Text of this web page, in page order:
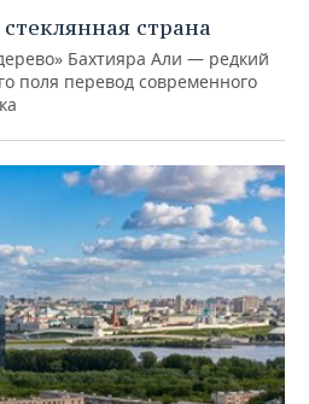
страна
Бахтияра Али — редкий
поля перевод современного